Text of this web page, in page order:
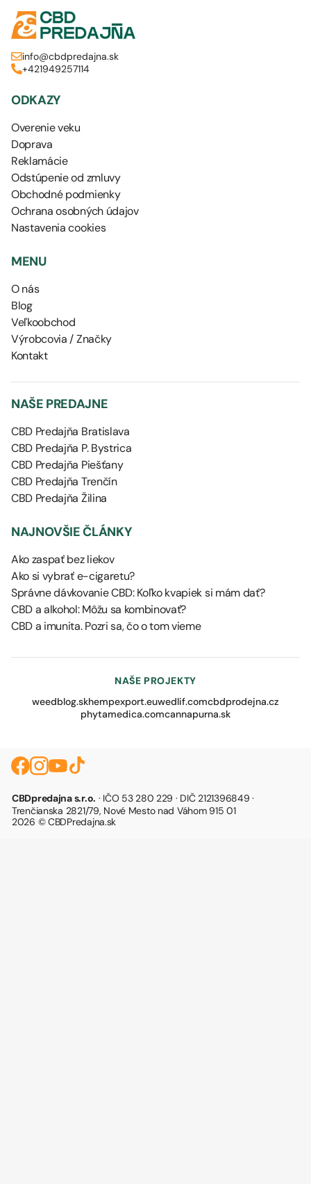
info@cbdpredajna.sk
+421949257114
ODKAZY
Overenie veku
Doprava
Reklamácie
Odstúpenie od zmluvy
Obchodné podmienky
Ochrana osobných údajov
Nastavenia cookies
MENU
O nás
Blog
Veľkoobchod
Výrobcovia / Značky
Kontakt
NAŠE PREDAJNE
CBD Predajňa Bratislava
CBD Predajňa P. Bystrica
CBD Predajňa Piešťany
CBD Predajňa Trenčín
CBD Predajňa Žilina
NAJNOVŠIE ČLÁNKY
Ako zaspať bez liekov
Ako si vybrať e-cigaretu?
Správne dávkovanie CBD: Koľko kvapiek si mám dať?
CBD a alkohol: Môžu sa kombinovať?
CBD a imunita. Pozri sa, čo o tom vieme
NAŠE PROJEKTY
weedblog.skhempexport.euwedlif.comcbdprodejna.cz
phytamedica.comcannapurna.sk
CBDpredajna s.r.o. · IČO 53 280 229 · DIČ 2121396849 ·
Trenčianska 2821/79, Nové Mesto nad Váhom 915 01
2026 © CBDPredajna.sk